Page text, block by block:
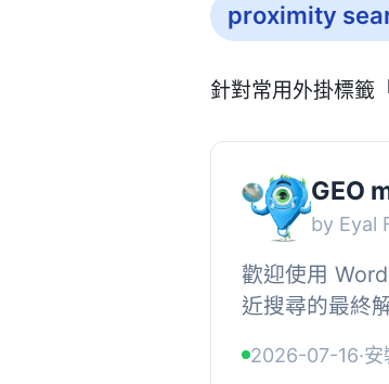
proximity
針對常用外掛標籤
GEO
by Eyal
歡迎使用
近搜尋的最終
2026-07-16·